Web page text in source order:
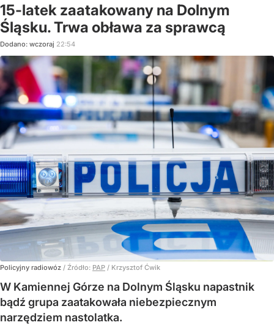
15-latek zaatakowany na Dolnym
Śląsku. Trwa obława za sprawcą
Dodano: wczoraj 22:54
Policyjny radiowóz / Źródło: PAP / Krzysztof Ćwik
W Kamiennej Górze na Dolnym Śląsku napastnik
bądź grupa zaatakowała niebezpiecznym
narzędziem nastolatka.